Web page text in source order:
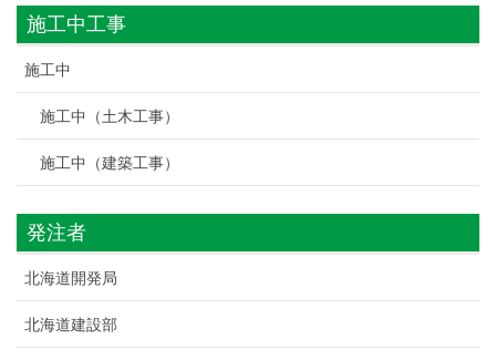
施工中工事
施工中
施工中（土木工事）
施工中（建築工事）
発注者
北海道開発局
北海道建設部